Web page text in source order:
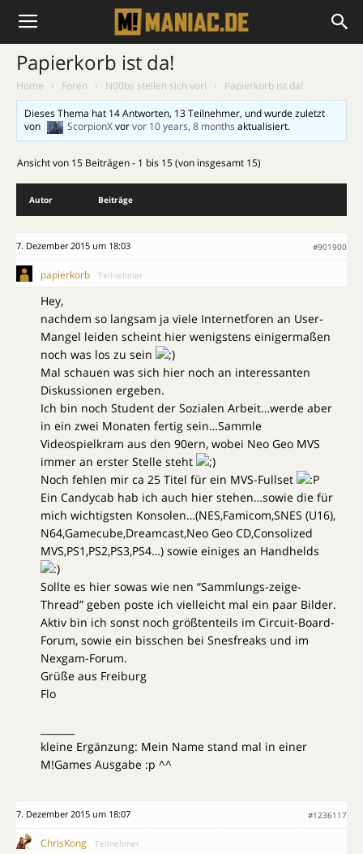
Papierkorb ist da!
Home › Foren › N00bs stellen sich vor! ›
Papierkorb ist da!
Dieses Thema hat 14 Antworten, 13 Teilnehmer, und wurde zuletzt
von
ScorpionXvorvor 10 years, 8 months aktualisiert.
Ansicht von 15 Beiträgen - 1 bis 15 (von insgesamt 15)
Autor Beiträge
7. Dezember 2015 um 18:03 #901900
papierkorb Teilnehmer
Hey,
nachdem so langsam ja viele Internetforen an User-
Mangel leiden scheint hier wenigstens einigermaßen
noch was los zu sein
Mal schauen was sich hier noch an interessanten
Diskussionen ergeben.
Ich bin noch Student der Sozialen Arbeit…werde aber
in ein zwei Monaten fertig sein…Sammle
Videospielkram aus den 90ern, wobei Neo Geo MVS
immer an erster Stelle steht
Noch fehlen mir ca 25 Titel für ein MVS-Fullset
Ein Candycab hab ich auch hier stehen…sowie die für
mich wichtigsten Konsolen…(NES,Famicom,SNES (U16),
N64,Gamecube,Dreamcast,Neo Geo CD,Consolized
MVS,PS1,PS2,PS3,PS4…) sowie einiges an Handhelds
Sollte es hier sowas wie nen “Sammlungs-zeige-
Thread” geben poste ich vielleicht mal ein paar Bilder.
Aktiv bin ich sonst noch größtenteils im Circuit-Board-
Forum, sowie ein bisschen bei Snesfreaks und im
Nexgam-Forum.
Grüße aus Freiburg
Flo
kleine Ergänzung: Mein Name stand mal in einer
M!Games Ausgabe :p ^^
7. Dezember 2015 um 18:07 #1236117
ChrisKong Teilnehmer